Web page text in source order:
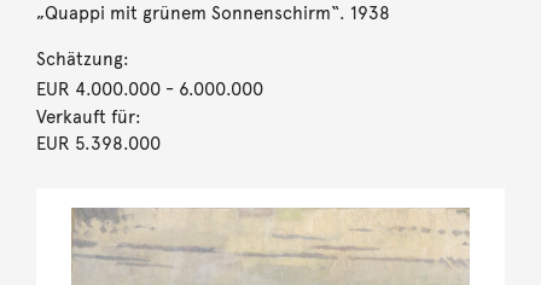
„Quappi mit grünem Sonnenschirm“. 1938
Schätzung:
EUR 4.000.000- 6.000.000
Verkauft für:
EUR 5.398.000